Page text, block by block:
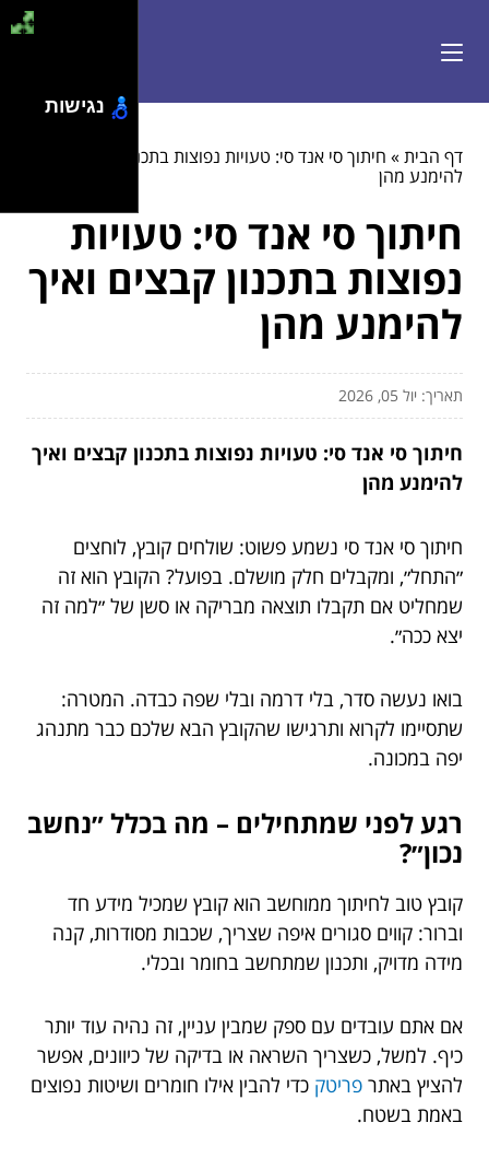
דף הבית» חיתוך סי אנד סי: טעויות נפוצות בתכנון קבצים ואיך
להימנע מהן
חיתוך סי אנד סי: טעויות
נפוצות בתכנון קבצים ואיך
להימנע מהן
תאריך: יול 05, 2026
חיתוך סי אנד סי: טעויות נפוצות בתכנון קבצים ואיך
להימנע מהן
חיתוך סי אנד סי נשמע פשוט: שולחים קובץ, לוחצים
״התחל״, ומקבלים חלק מושלם. בפועל? הקובץ הוא זה
שמחליט אם תקבלו תוצאה מבריקה או סשן של ״למה זה
יצא ככה״.
בואו נעשה סדר, בלי דרמה ובלי שפה כבדה. המטרה:
שתסיימו לקרוא ותרגישו שהקובץ הבא שלכם כבר מתנהג
יפה במכונה.
רגע לפני שמתחילים – מה בכלל ״נחשב
נכון״?
קובץ טוב לחיתוך ממוחשב הוא קובץ שמכיל מידע חד
וברור: קווים סגורים איפה שצריך, שכבות מסודרות, קנה
מידה מדויק, ותכנון שמתחשב בחומר ובכלי.
אם אתם עובדים עם ספק שמבין עניין, זה נהיה עוד יותר
כיף. למשל, כשצריך השראה או בדיקה של כיוונים, אפשר
להציץ באתר פריטק כדי להבין אילו חומרים ושיטות נפוצים
באמת בשטח.
נגישות